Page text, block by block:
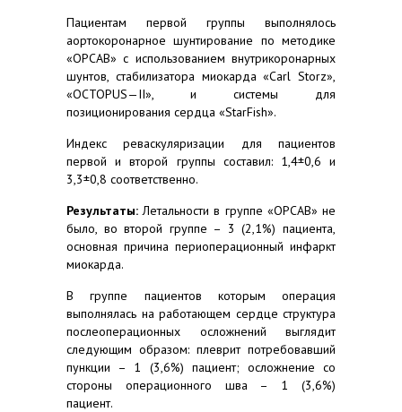
Пациентам первой группы выполнялось
аортокоронарное шунтирование по методике
«OPCAB» с использованием внутрикоронарных
шунтов, стабилизатора миокарда «Carl Storz»,
«OCTOPUS—II», и системы для
позиционирования сердца «StarFish».
Индекс реваскуляризации для пациентов
первой и второй группы составил: 1,4±0,6 и
3,3±0,8 соответственно.
Результаты:Летальности в группе «OPCAB» не
было, во второй группе – 3 (2,1%) пациента,
основная причина периоперационный инфаркт
миокарда.
В группе пациентов которым операция
выполнялась на работающем сердце структура
послеоперационных осложнений выглядит
следующим образом: плеврит потребовавший
пункции – 1 (3,6%) пациент; осложнение со
стороны операционного шва – 1 (3,6%)
пациент.